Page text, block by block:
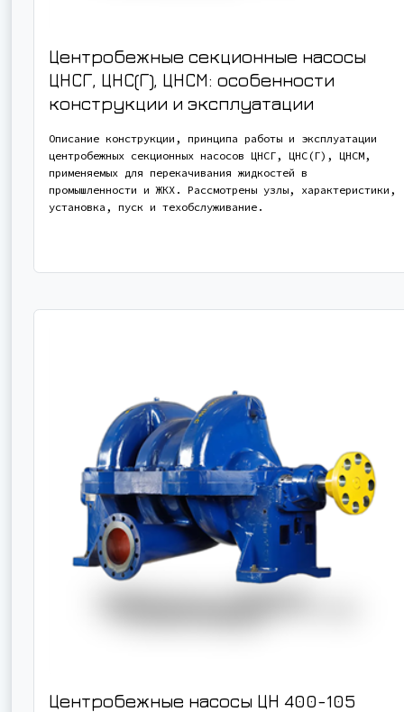
Центробежные секционные насосы
ЦНСГ, ЦНС(Г), ЦНСМ: особенности
конструкции и эксплуатации
Описание конструкции, принципа работы и эксплуатации
центробежных секционных насосов ЦНСГ, ЦНС(Г), ЦНСМ,
применяемых для перекачивания жидкостей в
промышленности и ЖКХ. Рассмотрены узлы, характеристики,
установка, пуск и техобслуживание.
Центробежные насосы ЦН 400-105